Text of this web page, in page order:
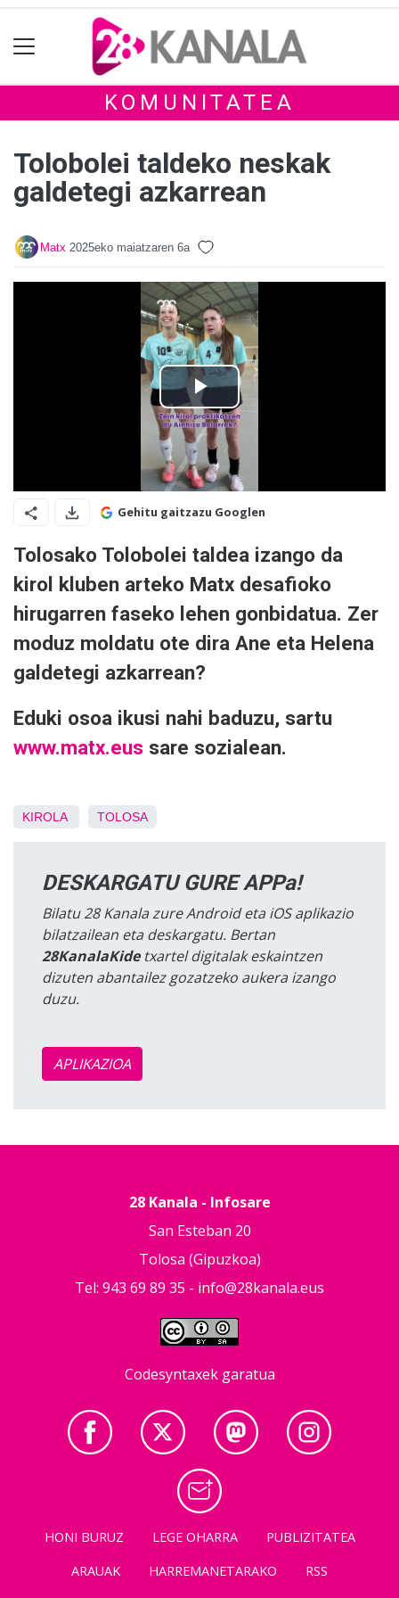
KOMUNITATEA
Tolobolei taldeko neskak
galdetegi azkarrean
Matx 2025eko maiatzaren 6a
Gehitu gaitzazu Googlen
Tolosako Tolobolei taldea izango da
kirol kluben arteko Matx desafioko
hirugarren faseko lehen gonbidatua. Zer
moduz moldatu ote dira Ane eta Helena
galdetegi azkarrean?
Eduki osoa ikusi nahi baduzu, sartu
www.matx.eus sare sozialean.
KIROLA TOLOSA
DESKARGATU GURE APPa!
Bilatu 28 Kanala zure Android eta iOS aplikazio
bilatzailean eta deskargatu. Bertan
28KanalaKidetxartel digitalak eskaintzen
dizuten abantailez gozatzeko aukera izango
duzu.
APLIKAZIOA
28 Kanala - Infosare
San Esteban 20
Tolosa (Gipuzkoa)
Tel: 943 69 89 35 - info@28kanala.eus
Codesyntaxek garatua
HONI BURUZ LEGE OHARRA
PUBLIZITATEA
ARAUAK
HARREMANETARAKO RSS